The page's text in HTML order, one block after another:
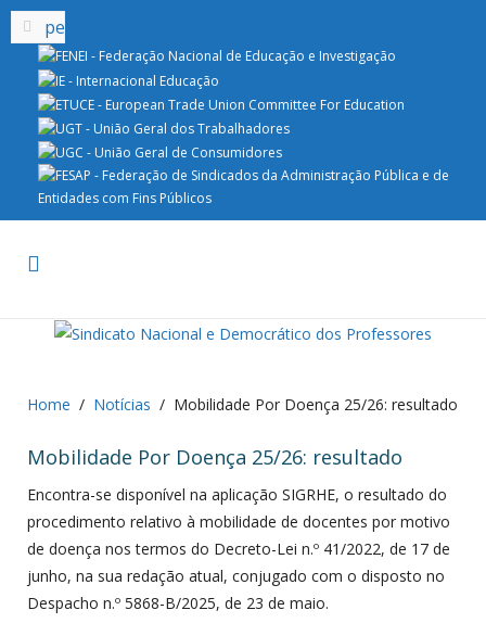
Home Notícias Mobilidade Por Doença 25/26: resultado
Mobilidade Por Doença 25/26: resultado
Encontra-se disponível na aplicação SIGRHE, o resultado do
procedimento relativo à mobilidade de docentes por motivo
de doença nos termos do Decreto-Lei n.º 41/2022, de 17 de
junho, na sua redação atual, conjugado com o disposto no
Despacho n.º 5868-B/2025, de 23 de maio.